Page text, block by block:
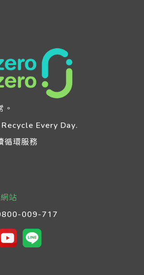
。
Every Day.
循環服務
站
009-717